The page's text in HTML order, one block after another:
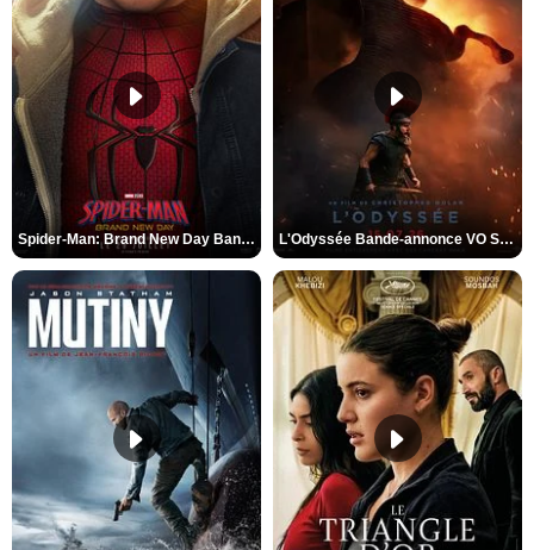
Spider-Man: Brand New Day Bande-annonce VO STFR L'Odyssée Bande-annonce VO STFR